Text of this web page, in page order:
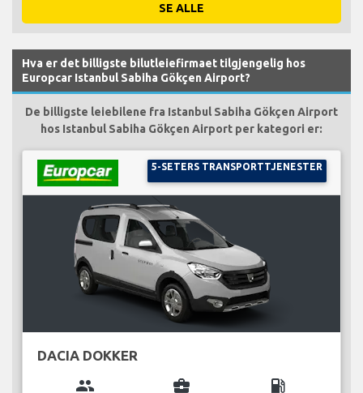
SE ALLE
Hva er det billigste bilutleiefirmaet tilgjengelig hos
Europcar Istanbul Sabiha Gökçen Airport?
De billigste leiebilene fra Istanbul Sabiha Gökçen Airport
hos Istanbul Sabiha Gökçen Airport per kategori er:
5-SETERS TRANSPORTTJENESTER
DACIA DOKKER
group business_center local_gas_station